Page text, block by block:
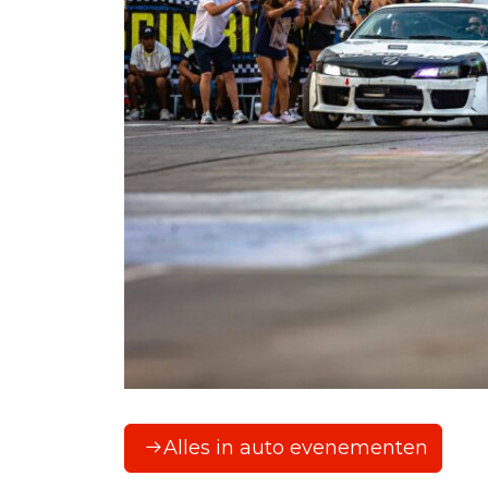
Alles in auto evenementen
F1